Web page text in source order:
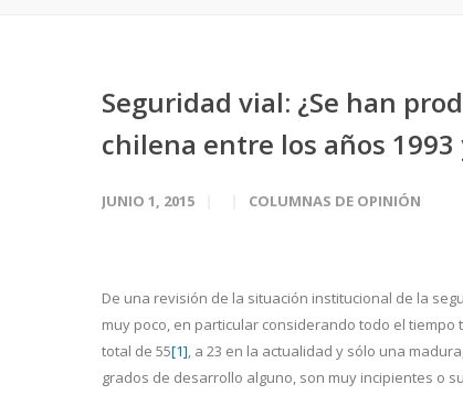
Seguridad vial: ¿Se han
chilena entre los años 1993
JUNIO 1, 2015 COLUMNAS DE OPINIÓN
De una revisión de la situación institucional de la
muy poco, en particular considerando todo el
total de 55[1], a 23 en la actualidad y sólo una
grados de desarrollo alguno, son muy incipientes o